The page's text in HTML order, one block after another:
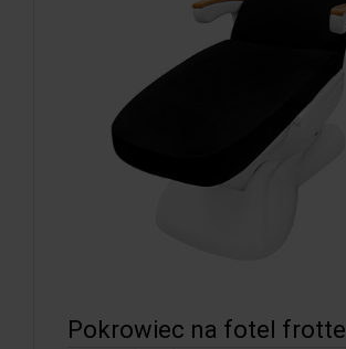
Pokrowiec na fotel frotte